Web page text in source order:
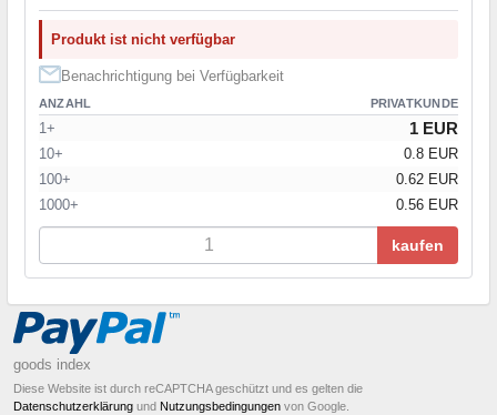
Produkt ist nicht verfügbar
Benachrichtigung bei Verfügbarkeit
ANZAHL PRIVATKUNDE
1+ 1 EUR
10+
0.8 EUR
100+
0.62 EUR
1000+
0.56 EUR
kaufen
goods index
Diese Website ist durch reCAPTCHA geschützt und es gelten die
Datenschutzerklärung und Nutzungsbedingungen von Google.